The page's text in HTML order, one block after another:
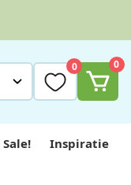
0 0
Sale! Inspiratie